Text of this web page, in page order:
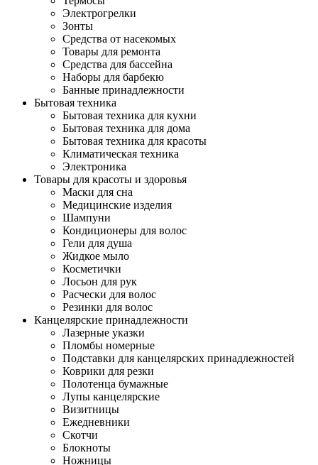
Электрогрелки
Зонты
Средства от насекомых
Товары для ремонта
Средства для бассейна
Наборы для барбекю
Банные принадлежности
Бытовая техника
Бытовая техника для кухни
Бытовая техника для дома
Бытовая техника для красоты
Климатическая техника
Электроника
Товары для красоты и здоровья
Маски для сна
Медицинские изделия
Шампуни
Кондиционеры для волос
Гели для душа
Жидкое мыло
Косметички
Лосьон для рук
Расчески для волос
Резинки для волос
Канцелярские принадлежности
Лазерные указки
Пломбы номерные
Подставки для канцелярских принадлежностей
Коврики для резки
Полотенца бумажные
Лупы канцелярские
Визитницы
Ежедневники
Скотчи
Блокноты
Ножницы